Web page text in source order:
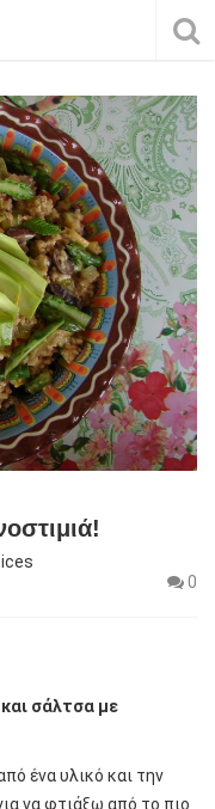
0
σάλτσα με
ένα υλικό και την
να φτιάξω από το πιο